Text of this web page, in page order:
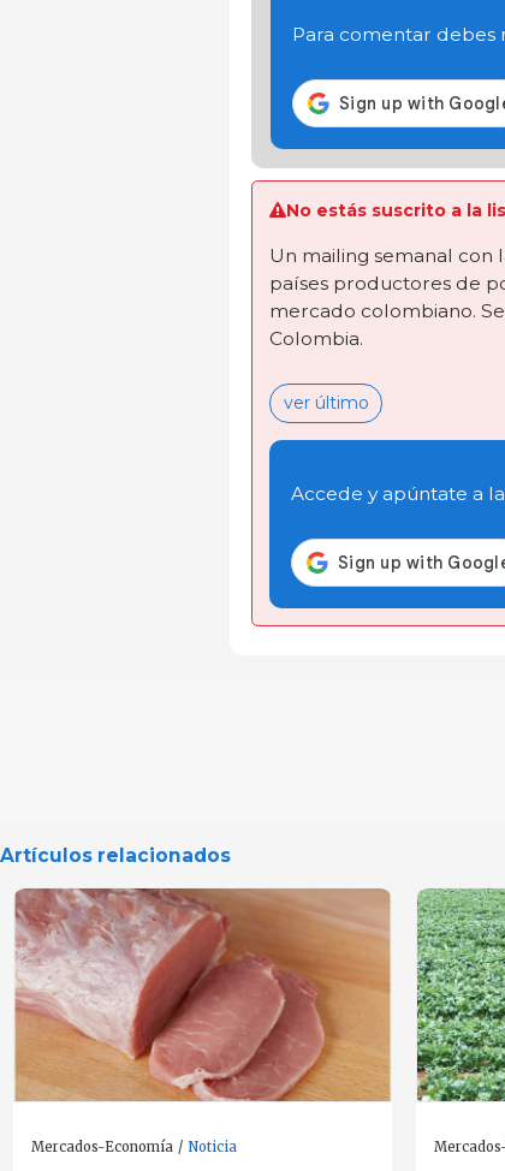
Para comentar debes
No estás suscrito a la
Un mailing semanal con
países productores de
mercado colombiano.
Colombia.
ver último
Accede y apúntate a
Artículos relacionados
Mercados-Economía Noticia